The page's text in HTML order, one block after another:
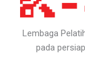
Lembaga
pada